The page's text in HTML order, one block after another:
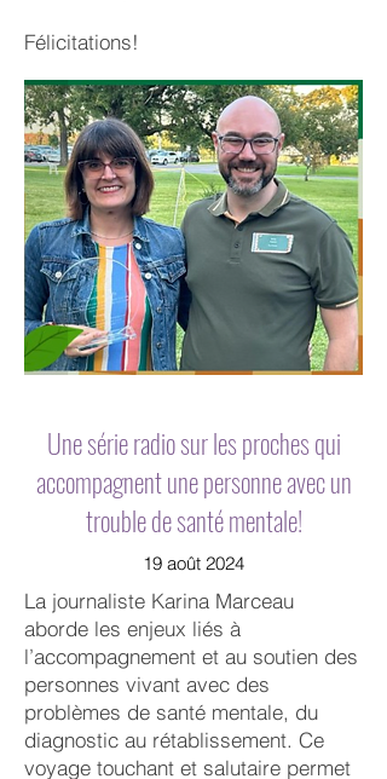
Félicitations!
Une série radio sur les proches qui
accompagnent une personne avec un
trouble de santé mentale!
19 août 2024
La journaliste Karina Marceau
aborde les enjeux liés à
l’accompagnement et au soutien des
personnes vivant avec des
problèmes de santé mentale, du
diagnostic au rétablissement. Ce
voyage touchant et salutaire permet